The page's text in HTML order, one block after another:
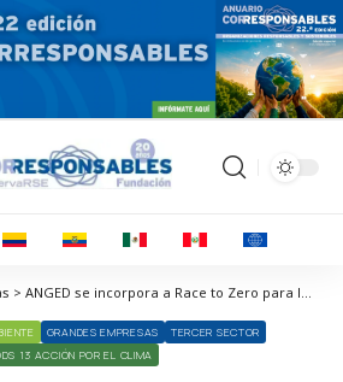
Corresponsables > Noticias > ANGED se incorpora a Race to Zero para luchar contra el cambio climático
GRANDES EMPRESAS
TERCER SECTOR
13 ACCIÓN POR EL CLIMA